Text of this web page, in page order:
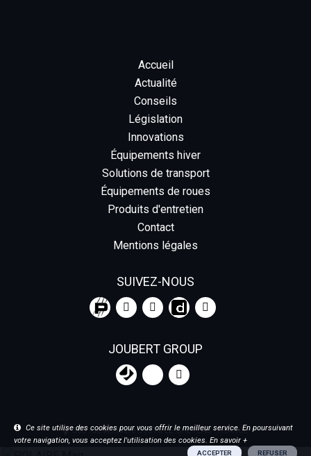
Accueil
Actualité
Conseils
Législation
Innovations
Équipements hiver
Solutions de transport
Équipements de roues
Produits d'entretien
Contact
Mentions légales
SUIVEZ-NOUS
JOUBERT GROUP
585 rue Actisère 38570 LE CHEYLAS - FRANCE
Ce site utilise des cookies pour vous offrir le meilleur service. En poursuivant
votre navigation, vous acceptez l'utilisation des cookies. En savoir +
ACCEPTER REFUSER